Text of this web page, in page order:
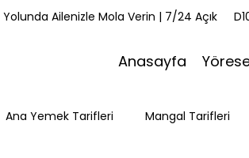
Ailenizle Mola Verin | 7/24 Açık
Anasayfa
Ana Yemek Tarifleri Mangal Tarifleri